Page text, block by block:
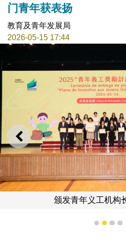
门青年获表扬
教育及青年发展局
2026-05-15 17:44
上一则
颁发青年义工机构
1 2 3 4